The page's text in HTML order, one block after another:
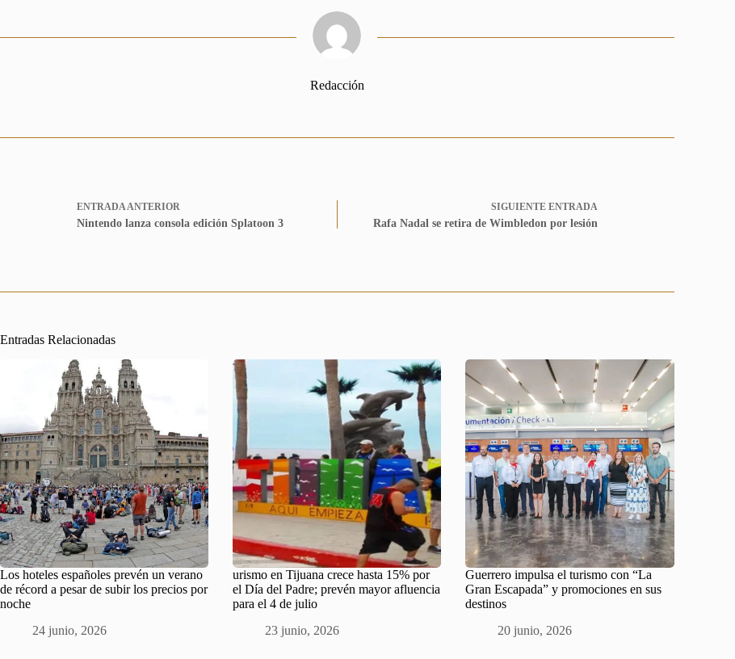
Redacción
ENTRADAANTERIOR
Nintendo lanza consola edición Splatoon 3
SIGUIENTE ENTRADA
Rafa Nadal se retira de Wimbledon por lesión
Entradas Relacionadas
Los hoteles españoles prevén un verano
de récord a pesar de subir los precios por
noche
24 junio, 2026
urismo en Tijuana crece hasta 15% por
el Día del Padre; prevén mayor afluencia
para el 4 de julio
23 junio, 2026
Guerrero impulsa el turismo con “La
Gran Escapada” y promociones en sus
destinos
20 junio, 2026